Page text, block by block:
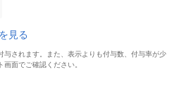
見る
与されます。また、表示よりも付与数、付与率が少
面でご確認ください。